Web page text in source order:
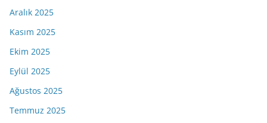
Aralık 2025
Kasım 2025
Ekim 2025
Eylül 2025
Ağustos 2025
Temmuz 2025